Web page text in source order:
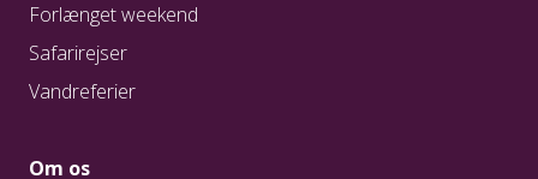
Forlænget weekend
Safarirejser
Vandreferier
Om os